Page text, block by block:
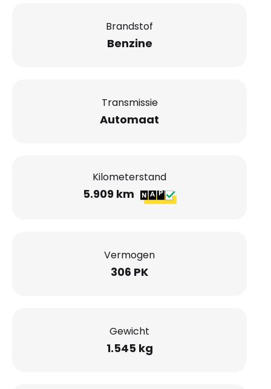
Brandstof
Benzine
Transmissie
Automaat
Kilometerstand
5.909 km
Vermogen
306 PK
Gewicht
1.545 kg